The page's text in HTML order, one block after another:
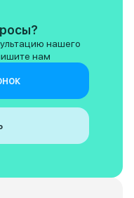
нашего
нам